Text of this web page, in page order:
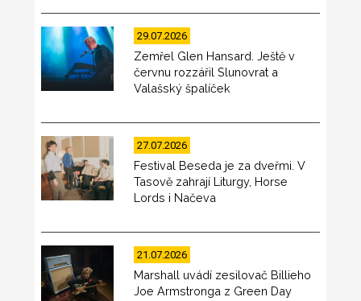
29.07.2026
Zemřel Glen Hansard. Ještě v
červnu rozzářil Slunovrat a
Valašský špalíček
27.07.2026
Festival Beseda je za dveřmi. V
Tasově zahrají Liturgy, Horse
Lords i Načeva
21.07.2026
Marshall uvádí zesilovač Billieho
Joe Armstronga z Green Day